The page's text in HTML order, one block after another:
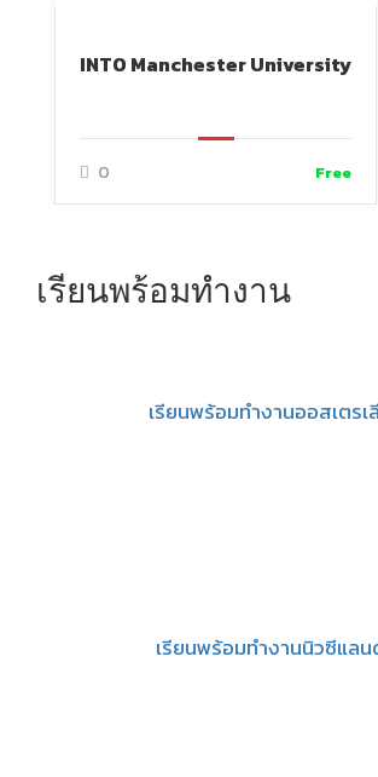
INTO Manchester University
0 Free
เรียนพร้อมทำงาน
เรียนพร้อมทำงานออสเตรเ
เรียนพร้อมทำงานนิวซีแล